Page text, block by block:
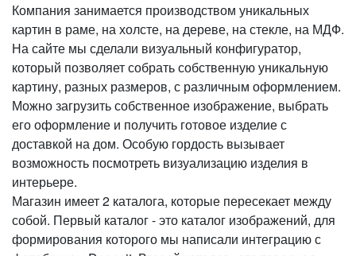
Компания занимается производством уникальных
картин в раме, на холсте, на дереве, на стекле, на МДФ.
На сайте мы сделали визуальный конфигуратор,
который позволяет собрать собственную уникальную
картину, разных размеров, с различным оформлением.
Можно загрузить собственное изображение, выбрать
его оформление и получить готовое изделие с
доставкой на дом. Особую гордость вызывает
возможность посмотреть визуализацию изделия в
интерьере.
Магазин имеет 2 каталога, которые пересекает между
собой. Первый каталог - это каталог изображений, для
формирования которого мы написали интеграцию с